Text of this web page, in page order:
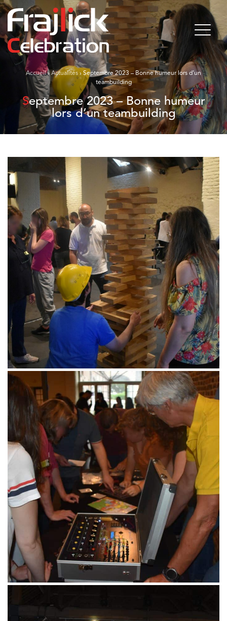
Accueil›Actualités›Septembre 2023 – Bonne humeur lors d’un
teambuilding
Septembre 2023 – Bonne humeur
lors d’un teambuilding